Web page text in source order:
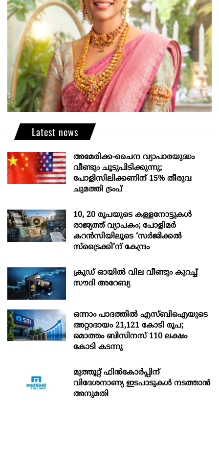
Latest news
അമേരിക്ക-ചൈന വ്യാപാരയുദ്ധം
വീണ്ടും ചൂടുപിടിക്കുന്നു;
പോളിസിലിക്കണിന് 15% തീരുവ
ചുമത്തി ട്രംപ്
10, 20 രൂപയുടെ കള്ളനോട്ടുകൾ
രാജ്യത്ത് വ്യാപകം; പോളിമർ
കറൻസിയിലൂടെ ‘സർജിക്കൽ
സ്ട്രെെക്കി’ന് കേന്ദ്രം
ക്രൂഡ് ഓയിൽ വില വീണ്ടും കുറച്ച്
സൗദി അറേബ്യ
ഒന്നാം പാദത്തിൽ എസ്ബിഐയുടെ
അറ്റാദായം 21,121 കോടി രൂപ;
മൊത്തം ബിസിനസ് 110 ലക്ഷം
കോടി കടന്നു
മുത്തൂറ്റ് ഫിൻകോർപ്പിന്
വിദേശനാണ്യ ഇടപാടുകൾ നടത്താൻ
അനുമതി